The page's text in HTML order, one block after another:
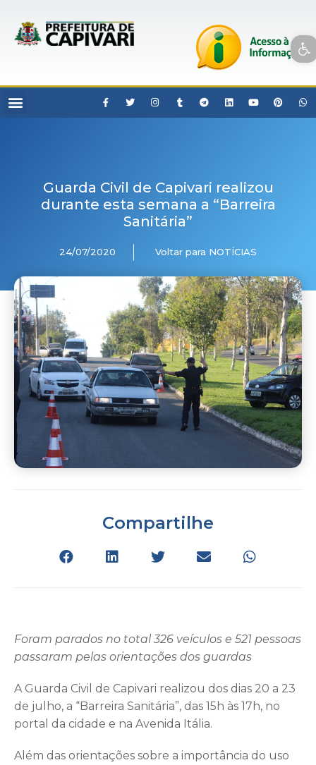
Open toolbar
Guarda Civil de Capivari realizou
durante esta semana a “Barreira
Sanitária”
24/07/2020 Voltar para NOTÍCIAS
Compartilhe
Foram parados no total 326 veículos e 521 pessoas
passaram pelas orientações dos guardas
A Guarda Civil de Capivari realizou dos dias 20 a 23
de julho, a “Barreira Sanitária”, das 15h às 17h, no
portal da cidade e na Avenida Itália.
Além das orientações sobre a importância do uso